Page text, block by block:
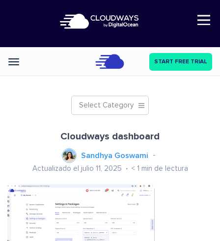
Open Nav
Categories START FREE TRIAL
Select Category
Cloudways dashboard
Sandhya Goswami
Actualizado el julio 11, 2025 < 1 min de lectura